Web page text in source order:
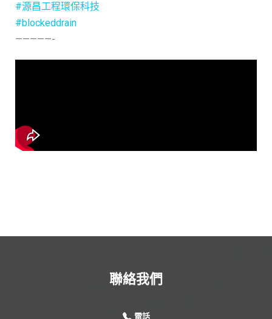
#源昌工程環保科技
#blockeddrain
—————-
聯絡我們
電話